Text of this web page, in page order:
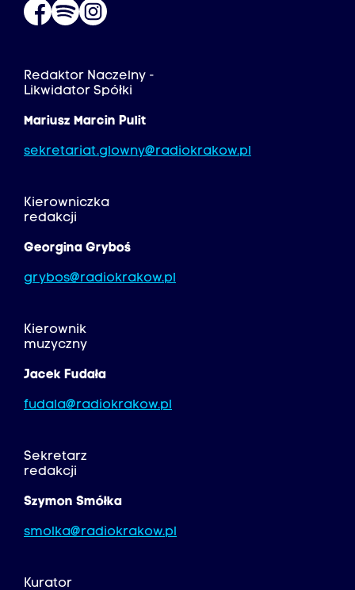
Redaktor Naczelny -
Likwidator Spółki
Mariusz Marcin Pulit
sekretariat.glowny@radiokrakow.pl
Kierowniczka
redakcji
Georgina Gryboś
grybos@radiokrakow.pl
Kierownik
muzyczny
Jacek Fudała
fudala@radiokrakow.pl
Sekretarz
redakcji
Szymon Smółka
smolka@radiokrakow.pl
Kurator